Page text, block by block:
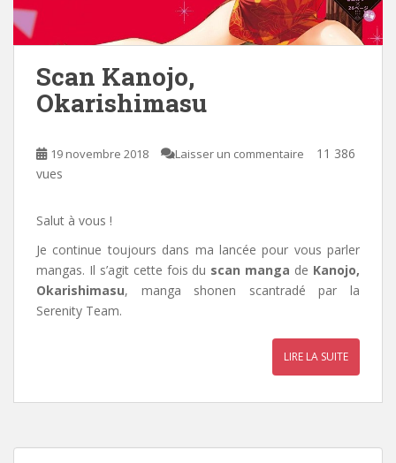
Scan Kanojo,
Okarishimasu
19 novembre 2018 Laisser un commentaire
11 386
vues
Salut à vous !
Je continue toujours dans ma lancée pour vous parler
mangas. Il s’agit cette fois du scan manga de Kanojo,
Okarishimasu, manga shonen scantradé par la
Serenity Team.
LIRE LA SUITE